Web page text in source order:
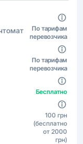
По тарифам
перевозчика
По тарифам
перевозчика
Бесплатно
100 грн
(бесплатно
от 2000
грн)